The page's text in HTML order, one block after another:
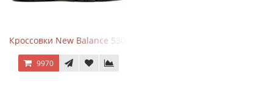
Кроссовки New Balance 530 Grey Matter Harbor Grey
9970